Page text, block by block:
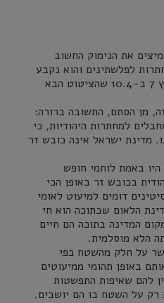
את הנימוק החשוב
לפלשתינים והוא נקבע
במאמר של חגי הוברמן בערוץ 7 ב-10.4 שהציטוט הבא
מן הסתם, התשובה ברורה:
למחתרות היהודיות, כי
מדינת ישראל אינה כובש זר
באמת לוחמי חופש
בכובש זר באופן הכי
דומים למיעוט לאומי
הלאום שבתוכה הוא חי
המדינה בתוכה הם חיים
הלא מוסלמית.
על חלק מהשטח כפי
באופן תהומי ממיעוטים
להם שאיפות התפשטות
רק על השטח בו הם יושבים.